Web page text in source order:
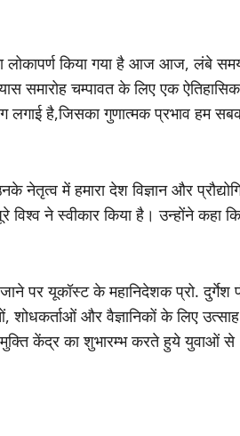
लोकापर्ण किया गया है आज आज, लंबे
समारोह चम्पावत के लिए एक
लगाई है,जिसका गुणात्मक प्रभाव हम
में हमारा देश विज्ञान और
ने स्वीकार किया है। उन्होंने कहा कि
जाने पर यूकॉस्ट के महानिदेशक प्रो. दुर्गेश
शोधकर्ताओं और वैज्ञानिकों के लिए
मुक्ति केंद्र का शुभारम्भ करते हुये युवाओं से